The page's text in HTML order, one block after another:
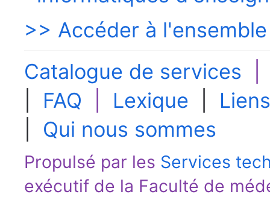
>> Accéder à l'ensemble
Catalogue de services
FAQ Lexique
Qui nous sommes
Propulsé par les Services
exécutif de la Faculté de